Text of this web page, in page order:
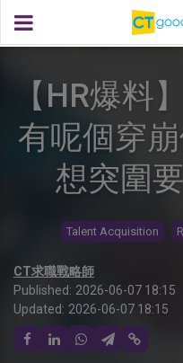
【HR爆料
有呢個穿崩
想突圍
Talent Acquisition
CT求職戰略師
Published: 2026-06-07 18:15
Updated: 2026-06-07 18:15